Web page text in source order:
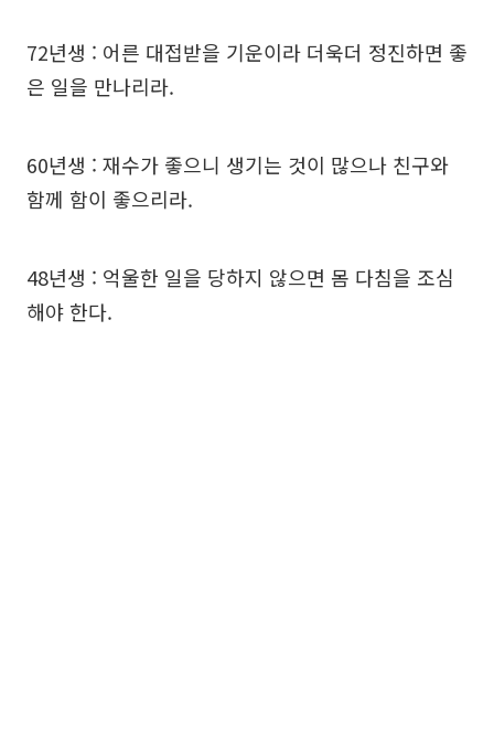
72년생 : 어른 대접받을 기운이라 더욱더 정진하면 좋
은 일을 만나리라.
60년생 : 재수가 좋으니 생기는 것이 많으나 친구와
함께 함이 좋으리라.
48년생 : 억울한 일을 당하지 않으면 몸 다침을 조심
해야 한다.